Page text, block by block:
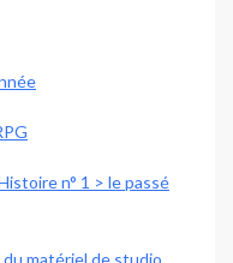
n° 1 > le passé